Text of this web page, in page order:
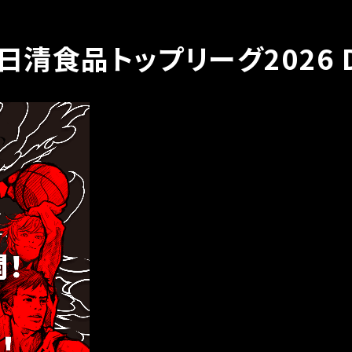
清食品トップリーグ2026